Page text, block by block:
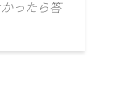
ったら答